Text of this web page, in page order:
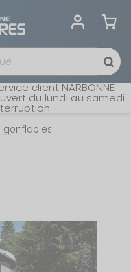
client NARBONNE
du lundi au samedi
gonflables